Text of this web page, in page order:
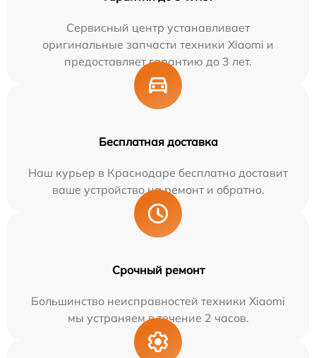
Сервисный центр устанавливает
оригинальные запчасти техники Xiaomi и
предоставляет гарантию до 3 лет.
Бесплатная доставка
Наш курьер в Краснодаре бесплатно доставит
ваше устройство на ремонт и обратно.
Срочный ремонт
Большинство неисправностей техники Xiaomi
мы устраняем в течение 2 часов.